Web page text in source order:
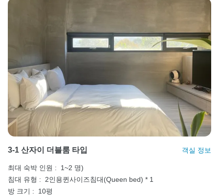
3-1 산자이 더블룸 타입 객실 정보
최대 숙박 인원 :
1~2 명)
침대 유형 : 2인용퀸사이즈침대(Queen bed) * 1
방 크기 :
10평